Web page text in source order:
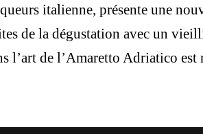
italienne, présente une
de la dégustation avec un
l’art de l’Amaretto Adriatico est